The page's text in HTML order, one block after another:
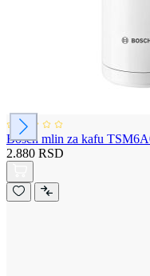
Bosch mlin za kafu
2.880 RSD